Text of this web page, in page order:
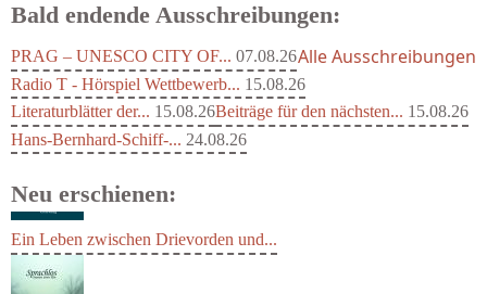
Bald endende Ausschreibungen:
PRAG – UNESCO CITY OF... 07.08.26
Radio T - Hörspiel Wettbewerb... 15.08.26
Literaturblätter der... 15.08.26Beiträge für den nächsten... 15.08.26
Hans-Bernhard-Schiff-... 24.08.26
Alle Ausschreibungen
Neu erschienen:
Ein Leben zwischen Drievorden und...